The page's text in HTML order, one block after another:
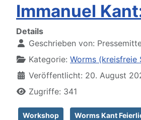
Immanuel
Details
Geschrieben von:
Kategorie: Worms (kreisfreie
Veröffentlicht: 20. August
Zugriffe: 341
Workshop Worms Kant